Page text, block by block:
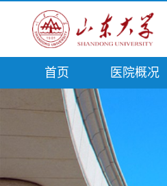
首页 医院概况